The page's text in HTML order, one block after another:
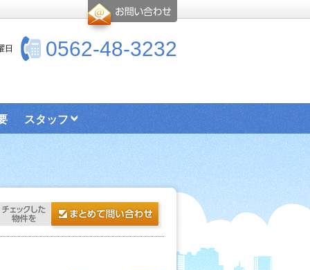
0562-48-3232
日
スタッフ